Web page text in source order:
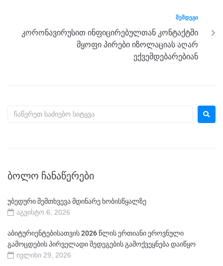
ᲨᲔᲛᲓᲔᲒᲘ
კორონავირუსით ინფიცირებულთან კონტაქტში
მყოფი პირები იზოლაციას აღარ
ექვემდებარებიან
ᲑᲝᲚᲝ ᲩᲐᲜᲐᲬᲔᲠᲔᲑᲘ
უბედური შემთხვევა მდინარე ხობისწყალზე
აგვისტო 6, 2026
აბიტურიენტებისათვის 2026 წლის ერთიანი ეროვნული
გამოცდების პირველადი შედეგების გამოქვეყნება დაიწყო
ივლისი 29, 2026